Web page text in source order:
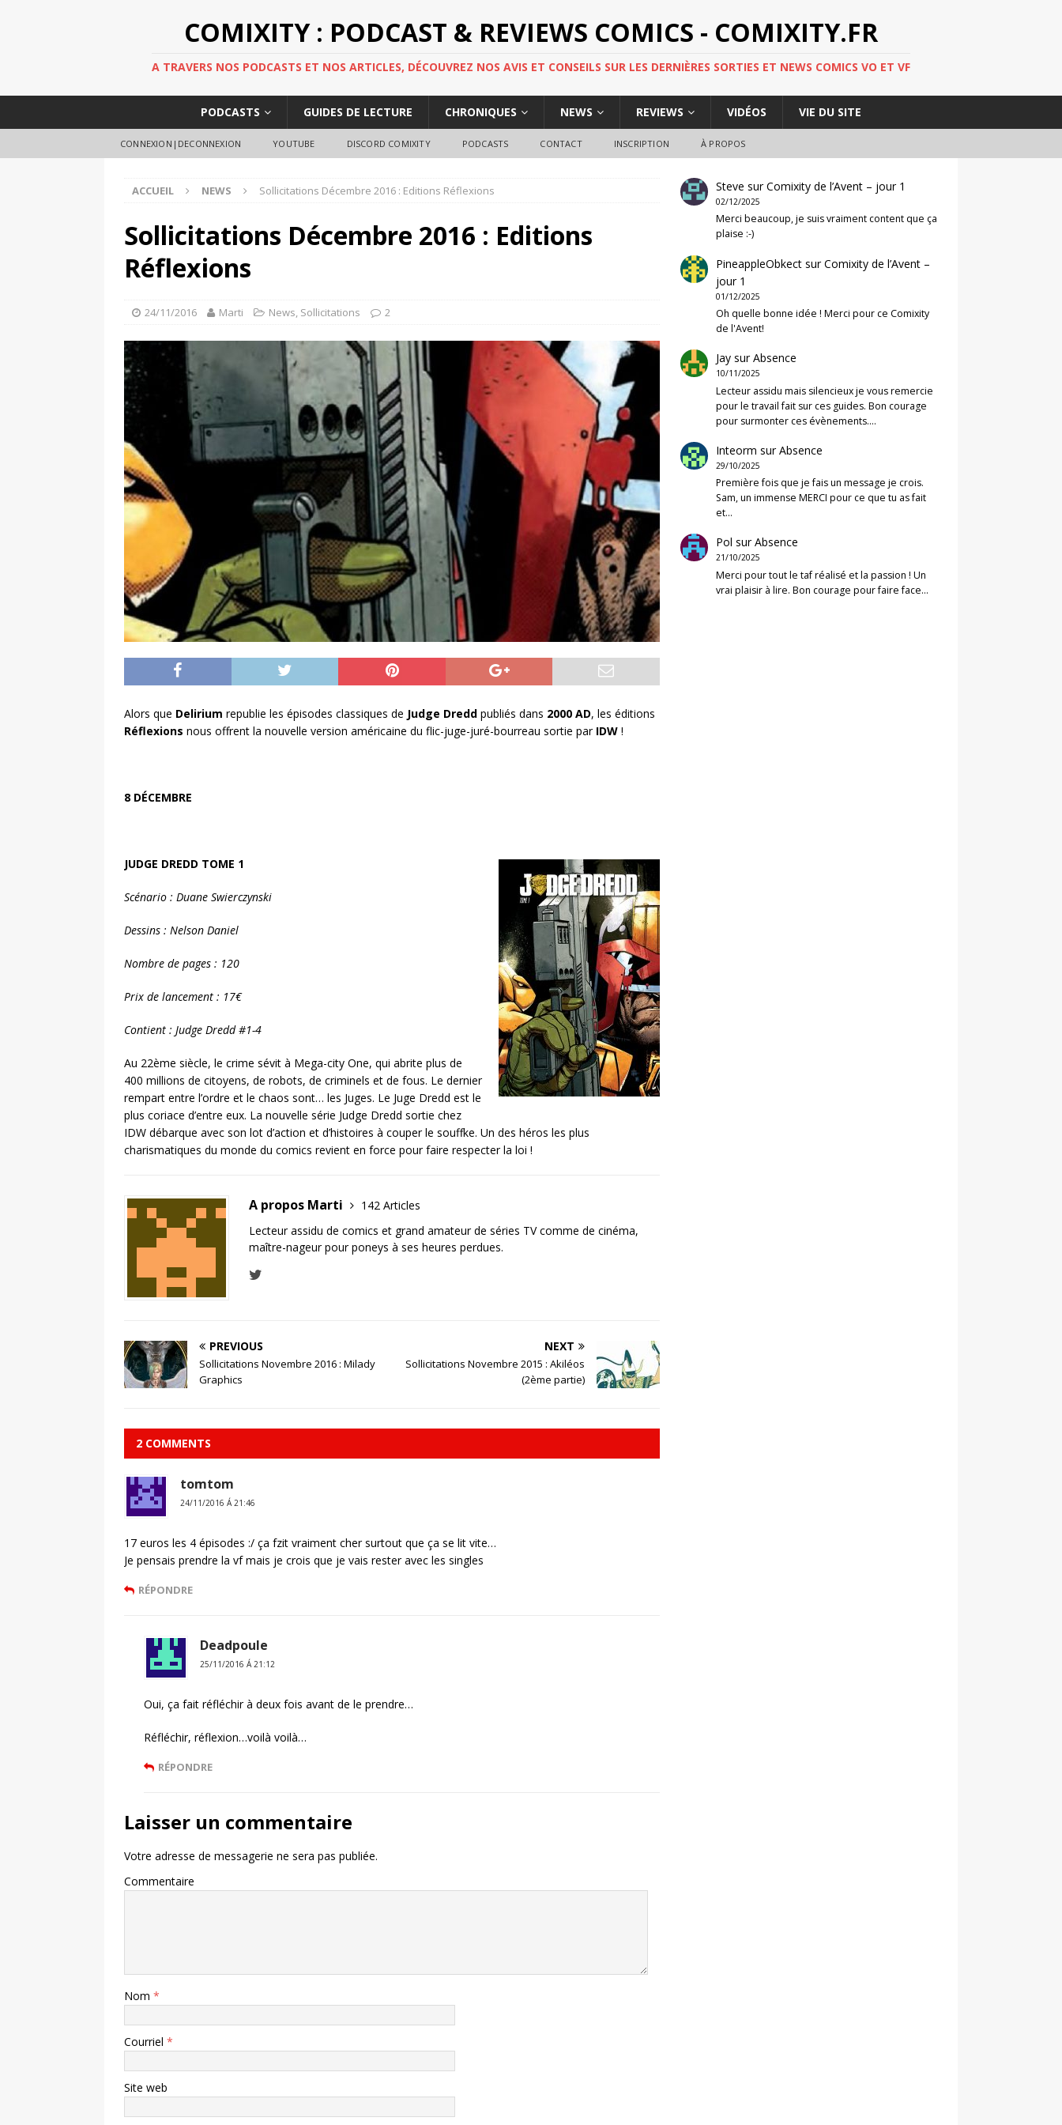
COMIXITY : PODCAST & REVIEWS COMICS - COMIXITY.FR
A TRAVERS NOS PODCASTS ET NOS ARTICLES, DÉCOUVREZ NOS AVIS ET CONSEILS SUR LES DERNIÈRES SORTIES ET NEWS COMICS VO ET VF
PODCASTS GUIDES DE LECTURE CHRONIQUES NEWS REVIEWS VIDÉOS VIE DU SITE
CONNEXION|DECONNEXION YOUTUBE DISCORD COMIXITY PODCASTS CONTACT INSCRIPTION À PROPOS
ACCUEIL NEWS Sollicitations Décembre 2016 : Editions Réflexions
Sollicitations Décembre 2016 : Editions
Réflexions
24/11/2016 Marti News, Sollicitations 2
Alors que Delirium republie les épisodes classiques de Judge Dredd publiés dans 2000 AD, les éditions
Réflexions nous offrent la nouvelle version américaine du flic-juge-juré-bourreau sortie par IDW !
8 DÉCEMBRE
JUDGE DREDD TOME 1
Scénario : Duane Swierczynski
Dessins : Nelson Daniel
Nombre de pages : 120
Prix de lancement : 17€
Contient : Judge Dredd #1-4
Au 22ème siècle, le crime sévit à Mega-city One, qui abrite plus de
400 millions de citoyens, de robots, de criminels et de fous. Le dernier
rempart entre l’ordre et le chaos sont… les Juges. Le Juge Dredd est le
plus coriace d’entre eux. La nouvelle série Judge Dredd sortie chez
IDW débarque avec son lot d’action et d’histoires à couper le souffke. Un des héros les plus
charismatiques du monde du comics revient en force pour faire respecter la loi !
A propos Marti
142 Articles
Lecteur assidu de comics et grand amateur de séries TV comme de cinéma,
maître-nageur pour poneys à ses heures perdues.
PREVIOUS
Sollicitations Novembre 2016 : Milady
Graphics
NEXT
Sollicitations Novembre 2015 : Akiléos
(2ème partie)
2 COMMENTS
tomtom
24/11/2016 Á 21:46
17 euros les 4 épisodes :/ ça fzit vraiment cher surtout que ça se lit vite…
Je pensais prendre la vf mais je crois que je vais rester avec les singles
RÉPONDRE
Deadpoule
25/11/2016 Á 21:12
Oui, ça fait réfléchir à deux fois avant de le prendre…
Réfléchir, réflexion…voilà voilà…
RÉPONDRE
Laisser un commentaire
Votre adresse de messagerie ne sera pas publiée.
Commentaire
Nom *
Courriel *
Site web
Steve surComixity de l’Avent – jour 1
02/12/2025
Merci beaucoup, je suis vraiment content que ça
plaise :-)
PineappleObkect surComixity de l’Avent –
jour 1
01/12/2025
Oh quelle bonne idée ! Merci pour ce Comixity
de l'Avent!
Jay surAbsence
10/11/2025
Lecteur assidu mais silencieux je vous remercie
pour le travail fait sur ces guides. Bon courage
pour surmonter ces évènements.…
Inteorm surAbsence
29/10/2025
Première fois que je fais un message je crois.
Sam, un immense MERCI pour ce que tu as fait
et…
Pol surAbsence
21/10/2025
Merci pour tout le taf réalisé et la passion ! Un
vrai plaisir à lire. Bon courage pour faire face…